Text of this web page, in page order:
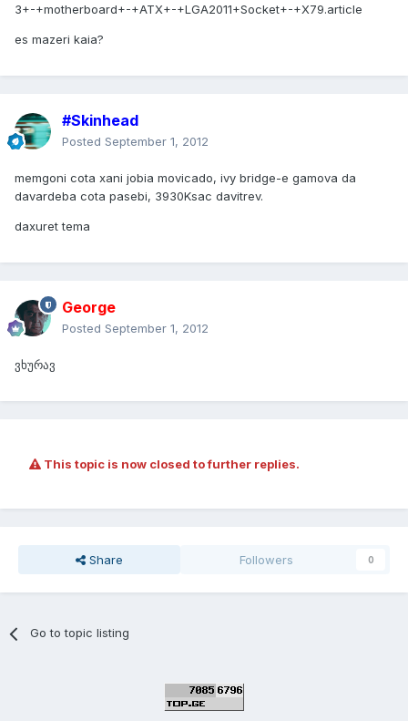
3+-+motherboard+-+ATX+-+LGA2011+Socket+-+X79.article
es mazeri kaia?
#Skinhead
Posted September 1, 2012
memgoni cota xani jobia movicado, ivy bridge-e gamova da
davardeba cota pasebi, 3930Ksac davitrev.
daxuret tema
George
Posted September 1, 2012
ვხურავ
This topic is now closed to further replies.
Share Followers 0
Go to topic listing